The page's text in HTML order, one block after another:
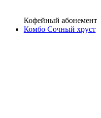
Кофейный абонемент
Комбо Сочный хруст